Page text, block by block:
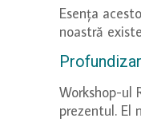
Esența
noastră
Workshop-ul
prezentul. El